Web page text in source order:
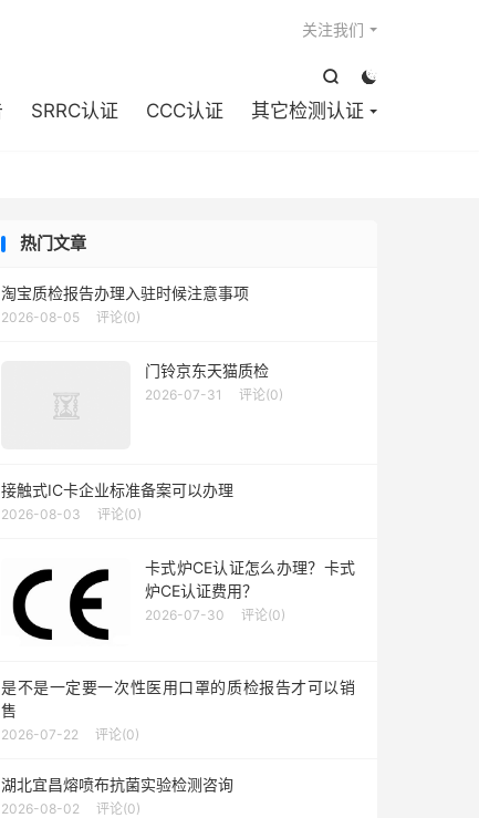


SRRC认证 CCC认证 其它检测认证
关注我们
热门文章
淘宝质检报告办理入驻时候注意事项
2026-08-05 评论(0)
门铃京东天猫质检
2026-07-31 评论(0)
接触式IC卡企业标准备案可以办理
2026-08-03 评论(0)
卡式炉CE认证怎么办理？卡式
炉CE认证费用？
2026-07-30 评论(0)
是不是一定要一次性医用口罩的质检报告才可以销
售
2026-07-22 评论(0)
湖北宜昌熔喷布抗菌实验检测咨询
2026-08-02 评论(0)